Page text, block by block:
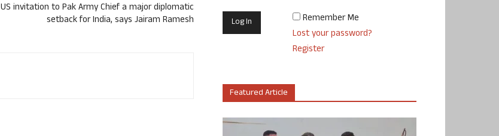
US invitation to Pak Army Chief a major diplomatic
setback for India, says Jairam Ramesh
Remember Me
Lost your password?
Register
Featured Article